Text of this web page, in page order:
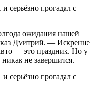
ожидания нашей
Дмитрий. — Искренне
— это праздник. Но у
не завершится.